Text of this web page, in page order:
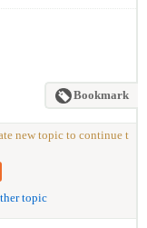
Bookmark
new topic to continue t
topic